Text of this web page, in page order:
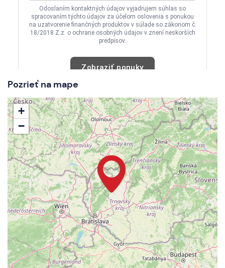
Pozrieť na mape
+
−